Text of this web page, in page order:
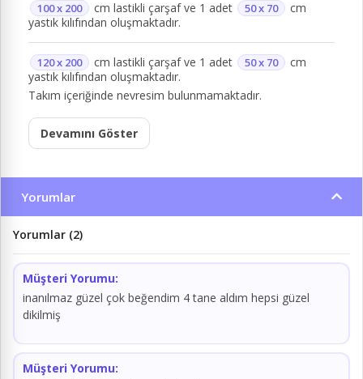
100 x 200 cm lastikli çarşaf ve 1 adet 50 x 70
cm
yastık kılıfından oluşmaktadır.
120 x 200 cm lastikli çarşaf ve 1 adet 50 x 70
cm
yastık kılıfından oluşmaktadır.
Takım içeriğinde nevresim bulunmamaktadır.
Devamını Göster
Yorumlar
Yorumlar (2)
Müşteri Yorumu:
inanılmaz güzel çok beğendim 4 tane aldım hepsi güzel
dikilmiş
Müşteri Yorumu: